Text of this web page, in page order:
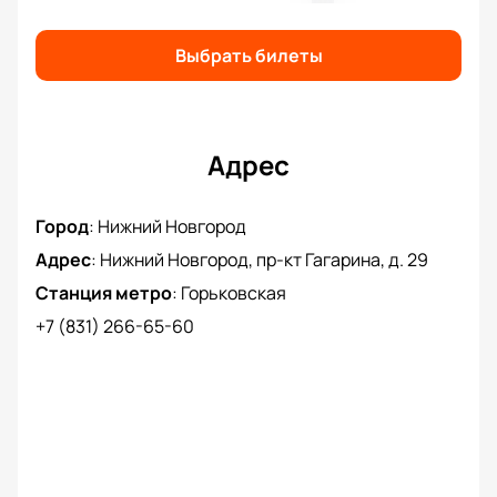
исполнением хитов, которые стали саундтреком
для многих поколений.Купить билеты
сайте — это простое и удобное решение для тех, кто
Выбрать билеты
Адрес
Город: Нижний Новгород
Адрес: Нижний Новгород, пр-кт Гагарина, д. 29
Станция метро: Горьковская
+7 (831) 266-65-60